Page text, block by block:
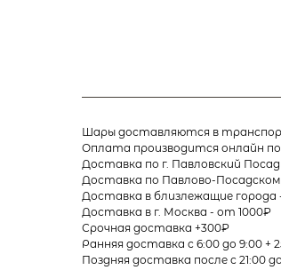
Шары доставляются в
Оплата производится онлайн
Доставка по г. Павловский
Доставка по Павлово-
Доставка в близлежащие
Доставка в г. Москва - от 1000₽
Срочная доставка +300₽
Ранняя доставка с 6:00 до 9:00 +
Поздняя доставка после с 21:00